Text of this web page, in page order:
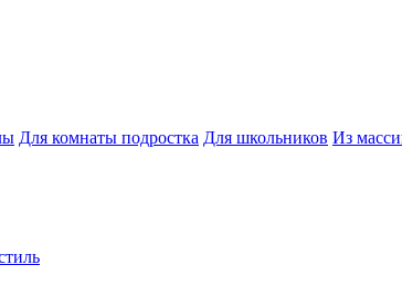
Для комнаты подростка Для школьников Из